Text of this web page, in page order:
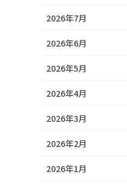
2026年7月
2026年6月
2026年5月
2026年4月
2026年3月
2026年2月
2026年1月